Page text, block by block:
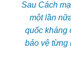
Sau Cách
một lần
quốc kháng
bảo vệ từng